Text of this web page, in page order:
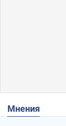
Мнения